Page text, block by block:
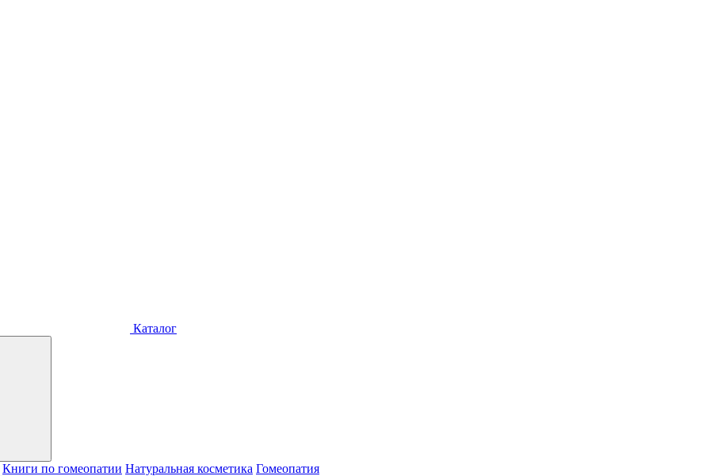
Каталог
Книги по гомеопатии Натуральная косметика Гомеопатия